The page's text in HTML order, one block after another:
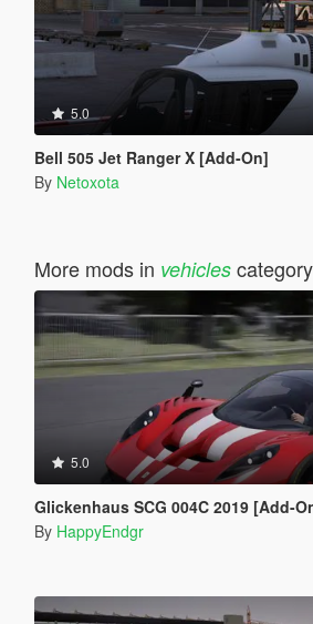
5.0
Bell 505 Jet Ranger X [Add-On]
By Netoxota
More mods in vehicles
5.0
Glickenhaus SCG 004C 2019 [Add-
By HappyEndgr